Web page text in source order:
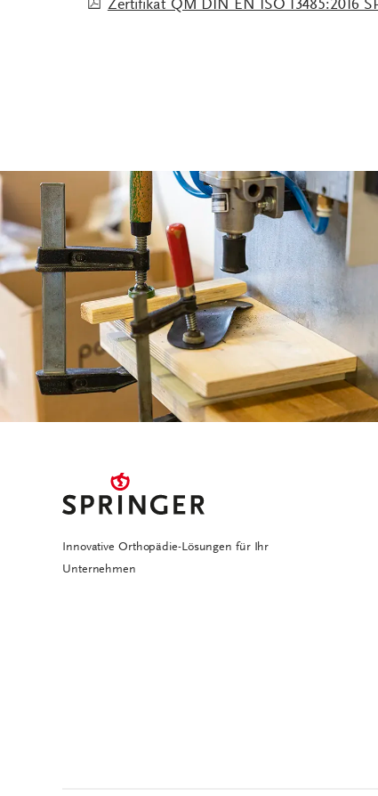
Zertifikat QM DIN EN ISO 13485:2016
Innovative Orthopädie-Lösungen für Ihr
Unternehmen